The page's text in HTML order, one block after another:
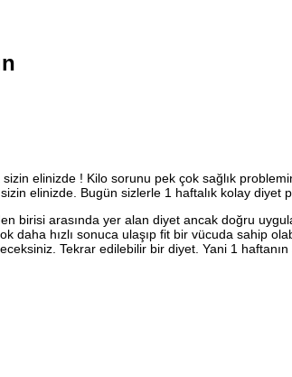
elinizde ! Kilo sorunu pek çok sağlık
elinizde. Bugün sizlerle 1 haftalık kolay diyet
birisi arasında yer alan diyet ancak doğru
daha hızlı sonuca ulaşıp fit bir vücuda sahip
Tekrar edilebilir bir diyet. Yani 1